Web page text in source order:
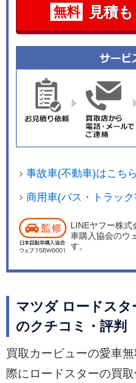
無料 見積
事故車(不動車)はこちら
商用車(バス・トラッ
LINEヤフー株式
車購入協会のウ
す。
マツダ ロードスタ
のクチコミ・評判
買取カービューの愛車
際にロードスターの買